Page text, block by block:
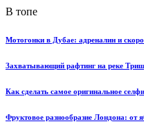
В топе
Мотогонки в Дубае: адреналин и
Захватывающий рафтинг на реке
Как сделать самое оригинальное
Фруктовое разнообразие Лондона: от